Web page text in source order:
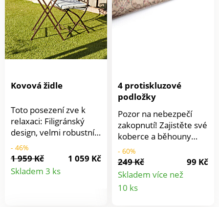
vnitřní i venkovní
použití.
Kovová židle
Toto posezení zve k
relaxaci: Filigránský
design, velmi robustní
provedení, skládací pro
úsporu místa. Ideální
také pro malé balkony
nebo zimní
- 46%
1 959 Kč
1 059 Kč
Skladem 3 ks
Detail
4 protiskluzové
podložky
Pozor na nebezpečí
zakopnutí! Zajistěte své
koberce a běhouny
pomocí těchto
protiskluzových
podložek. Samolepicí
podložka s hroty přilne
k hladkým povrchům,
- 60%
249 Kč
99 Kč
Skladem více než
10 ks